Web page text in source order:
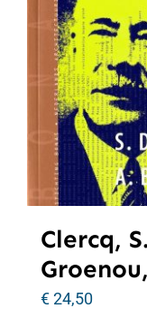
Clercq,
€24,50